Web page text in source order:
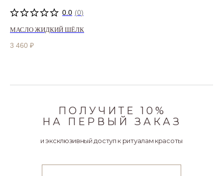
0.0 (0)
МАСЛО ЖИДКИЙ ШЁЛК
3 460 ₽
ПОЛУЧИТЕ 10%
НА ПЕРВЫЙ ЗАКАЗ
и эксклюзивный доступ к ритуалам красоты